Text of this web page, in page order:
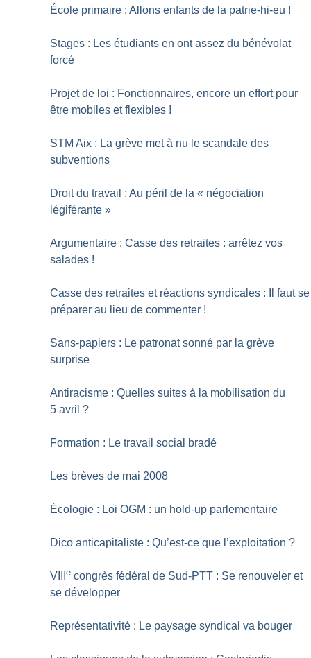
École primaire : Allons enfants de la patrie-hi-eu !
Stages : Les étudiants en ont assez du bénévolat
forcé
Projet de loi : Fonctionnaires, encore un effort pour
être mobiles et flexibles !
STM Aix : La grève met à nu le scandale des
subventions
Droit du travail : Au péril de la « négociation
légiférante »
Argumentaire : Casse des retraites : arrêtez vos
salades !
Casse des retraites et réactions syndicales : Il faut se
préparer au lieu de commenter !
Sans-papiers : Le patronat sonné par la grève
surprise
Antiracisme : Quelles suites à la mobilisation du
5 avril ?
Formation : Le travail social bradé
Les brèves de mai 2008
Écologie : Loi OGM : un hold-up parlementaire
Dico anticapitaliste : Qu’est-ce que l’exploitation ?
VIIIe congrès fédéral de Sud-PTT : Se renouveler et
se développer
Représentativité : Le paysage syndical va bouger